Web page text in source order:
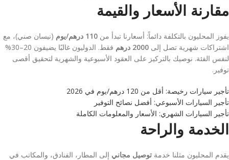
مقارنة الأسعار والقيمة
يفوز المحليون بالتكلفة دائماً: أسعارنا تبدأ من 110 درهم/يوم
(نيسان صني)، مع
اشتراكات شهرية تصل إلى 2000 درهم
فقط. الدوليون غالبًا يضيفون 20–30%
لنفس الفئة. نوصيك بالتركيز على العقود الأسبوعية والشهرية لتحقيق أقصى
توفير.
تأجير سيارات رخيصة: أقل من 120 درهم/يوم في 2026
تأجير السيارات الأسبوعي: أفضل نصائح التوفير
تأجير السيارات الشهري: الأسعار والمعلومات الكاملة
الخدمة والراحة
يقدم المحليون مثلنا خدمة توصيل مجاني إلى المطار، الفنادق، والمكاتب في